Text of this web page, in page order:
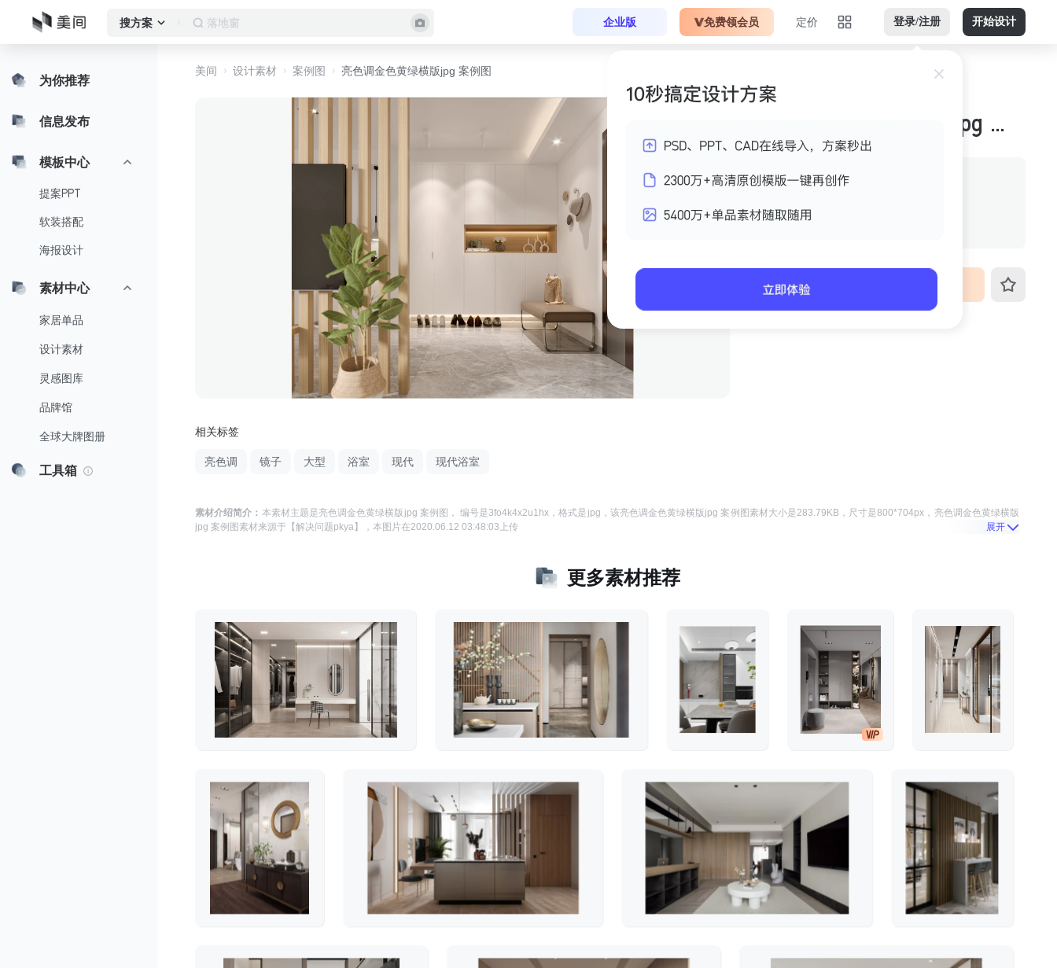
搜方案 客厅 企业版 免费领会员 定价 登录/注册 开始设计
为你推荐
信息发布
模板中心
提案PPT
软装搭配
海报设计
素材中心
家居单品
设计素材
灵感图库
品牌馆
全球大牌图册
工具箱
美间 设计素材 案例图 亮色调金色黄绿横版jpg 案例图
亮色调金色黄绿横版jpg 案例图
作者 解决问题pkya
尺寸
相关标签
亮色调 镜子 大型 浴室 现代 现代浴室
素材介绍简介： 本素材主题是亮色调金色黄绿横版jpg 案例图 ， 编号是3fo4k4x2u1hx ，格式是 jpg ，该亮色调金色黄绿横版jpg 案例图素材大小是283.79KB ，尺寸是800*704px，
亮色调金色黄绿横版
jpg 案例图素材来源于 【解决问题pkya】 ，本图片在2020.06.12 03:48:03 上传 展开
更多素材推荐